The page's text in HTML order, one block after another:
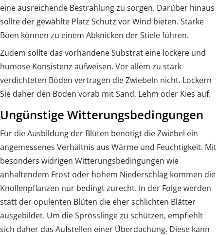
eine ausreichende Bestrahlung zu sorgen. Darüber hinaus
sollte der gewählte Platz Schutz vor Wind bieten. Starke
Böen können zu einem Abknicken der Stiele führen.
Zudem sollte das vorhandene Substrat eine lockere und
humose Konsistenz aufweisen. Vor allem zu stark
verdichteten Böden vertragen die Zwiebeln nicht. Lockern
Sie daher den Boden vorab mit Sand, Lehm oder Kies auf.
Ungünstige Witterungsbedingungen
Für die Ausbildung der Blüten benötigt die Zwiebel ein
angemessenes Verhältnis aus Wärme und Feuchtigkeit. Mit
besonders widrigen Witterungsbedingungen wie
anhaltendem Frost oder hohem Niederschlag kommen die
Knollenpflanzen nur bedingt zurecht. In der Folge werden
statt der opulenten Blüten die eher schlichten Blätter
ausgebildet. Um die Sprösslinge zu schützen, empfiehlt
sich daher das Aufstellen einer Überdachung. Diese kann